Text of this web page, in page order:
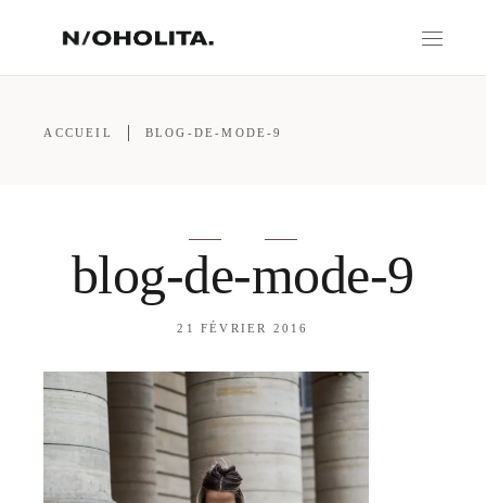
ACCUEIL BLOG-DE-MODE-9
blog-de-mode-9
21 FÉVRIER 2016